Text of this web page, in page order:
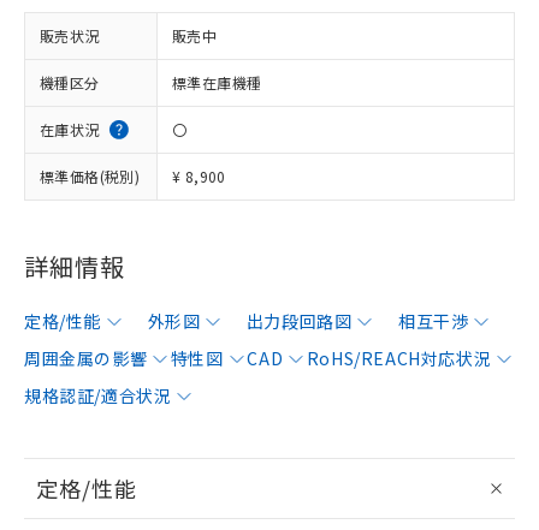
販売状況 販売中
機種区分 標準在庫機種
在庫状況 〇
標準価格(税別) ¥ 8,900
詳細情報
定格/性能 外形図 出力段回路図
相互干渉
周囲金属の影響
特性図 CAD
RoHS/REACH対応状況
規格認証/適合状況
定格/性能